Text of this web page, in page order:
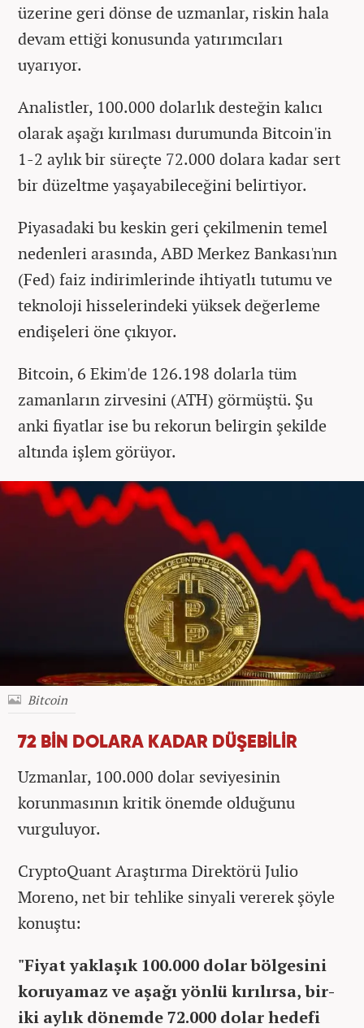
üzerine geri dönse de uzmanlar, riskin hala
devam ettiği konusunda yatırımcıları
uyarıyor.
Analistler, 100.000 dolarlık desteğin kalıcı
olarak aşağı kırılması durumunda Bitcoin'in
1-2 aylık bir süreçte 72.000 dolara kadar sert
bir düzeltme yaşayabileceğini belirtiyor.
Piyasadaki bu keskin geri çekilmenin temel
nedenleri arasında, ABD Merkez Bankası'nın
(Fed) faiz indirimlerinde ihtiyatlı tutumu ve
teknoloji hisselerindeki yüksek değerleme
endişeleri öne çıkıyor.
Bitcoin, 6 Ekim'de 126.198 dolarla tüm
zamanların zirvesini (ATH) görmüştü. Şu
anki fiyatlar ise bu rekorun belirgin şekilde
altında işlem görüyor.
Bitcoin
72 BİN DOLARA KADAR DÜŞEBİLİR
Uzmanlar, 100.000 dolar seviyesinin
korunmasının kritik önemde olduğunu
vurguluyor.
CryptoQuant Araştırma Direktörü Julio
Moreno, net bir tehlike sinyali vererek şöyle
konuştu:
"Fiyat yaklaşık 100.000 dolar bölgesini
koruyamaz ve aşağı yönlü kırılırsa, bir-
iki aylık dönemde 72.000 dolar hedefi